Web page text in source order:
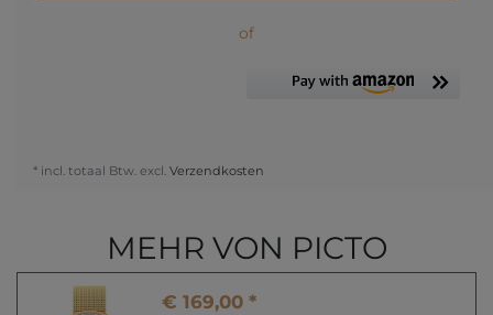
of
* incl. totaal Btw. excl. Verzendkosten
MEHR VON PICTO
€ 169,00 *